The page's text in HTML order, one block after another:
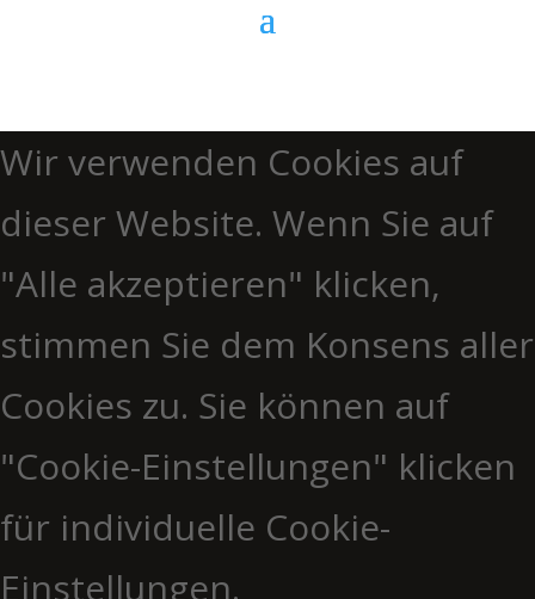
Wir verwenden Cookies auf
dieser Website. Wenn Sie auf
"Alle akzeptieren" klicken,
stimmen Sie dem Konsens aller
Cookies zu. Sie können auf
"Cookie-Einstellungen" klicken
für individuelle Cookie-
Einstellungen.